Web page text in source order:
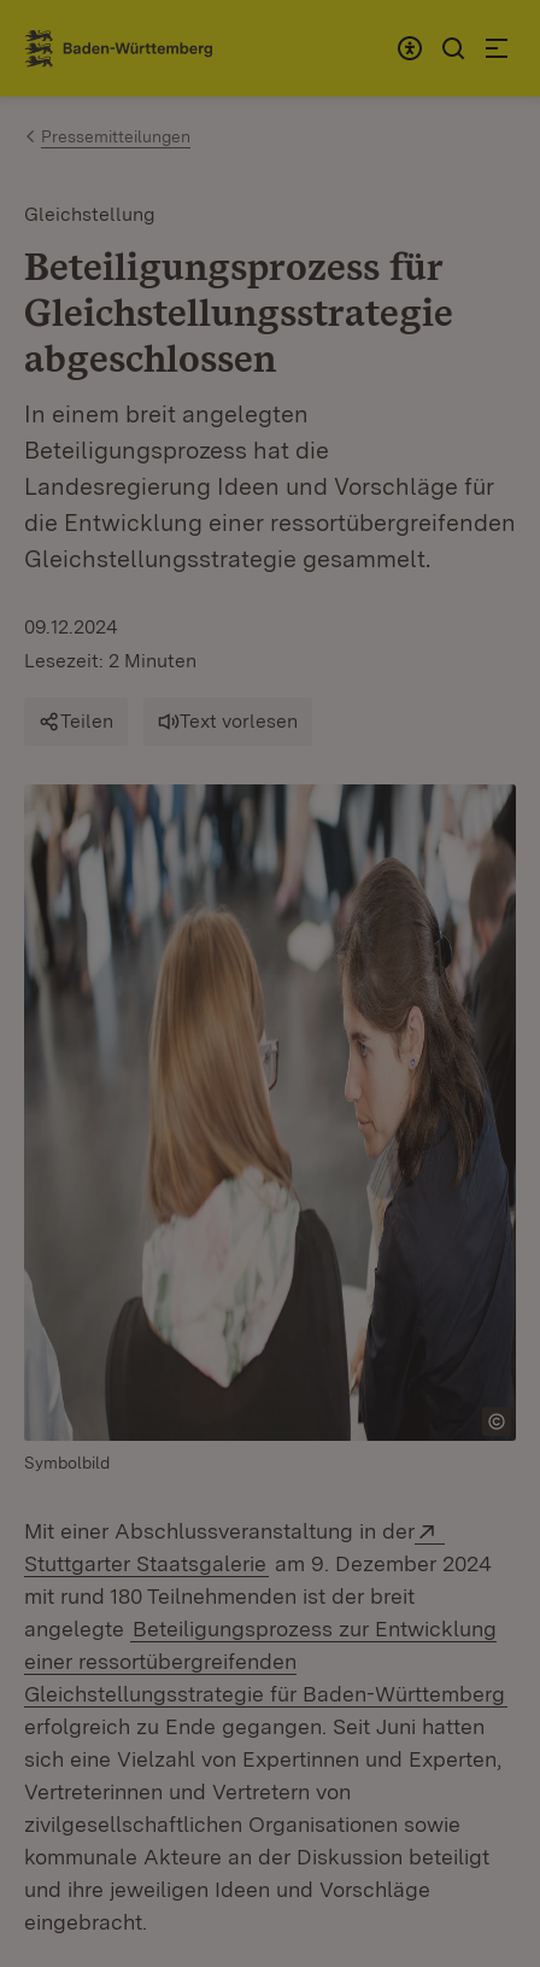
Zum Inhalt springen
Link zur Startseite
Pressemitteilungen
Gleichstellung
Beteiligungsprozess für
Gleichstellungsstrategie
abgeschlossen
In einem breit angelegten
Beteiligungsprozess hat die
Landesregierung Ideen und Vorschläge für
die Entwicklung einer ressortübergreifenden
Gleichstellungsstrategie gesammelt.
09.12.2024
Lesezeit: 2 Minuten
Teilen Text vorlesen
Symbolbild
Mit einer Abschlussveranstaltung in der
Stuttgarter Staatsgalerie (Öffnet in neuem Fenster)
am 9. Dezember 2024
mit rund 180 Teilnehmenden ist der breit
angelegte Beteiligungsprozess zur Entwicklung
einer ressortübergreifenden
Gleichstellungsstrategie für Baden-Württemberg
erfolgreich zu Ende gegangen. Seit Juni hatten
sich eine Vielzahl von Expertinnen und Experten,
Vertreterinnen und Vertretern von
zivilgesellschaftlichen Organisationen sowie
kommunale Akteure an der Diskussion beteiligt
und ihre jeweiligen Ideen und Vorschläge
eingebracht.